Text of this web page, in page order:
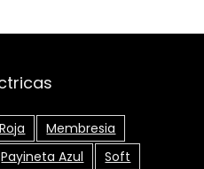
Membresia
Payineta Azul
Soft